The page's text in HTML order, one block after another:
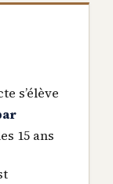
s’élève
15 ans